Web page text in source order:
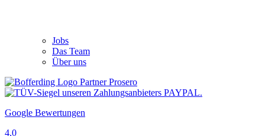
Jobs
Das Team
Über uns
Google Bewertungen
4,0